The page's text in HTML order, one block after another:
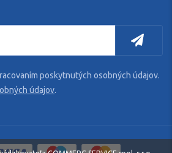
poskytnutých osobných údajov.
údajov.